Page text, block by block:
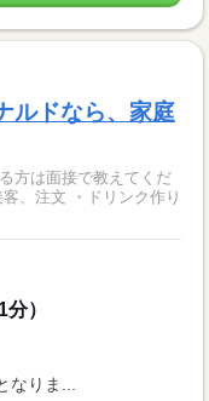
ルドなら、家庭
方は面接で教えてくだ
）
なりま...